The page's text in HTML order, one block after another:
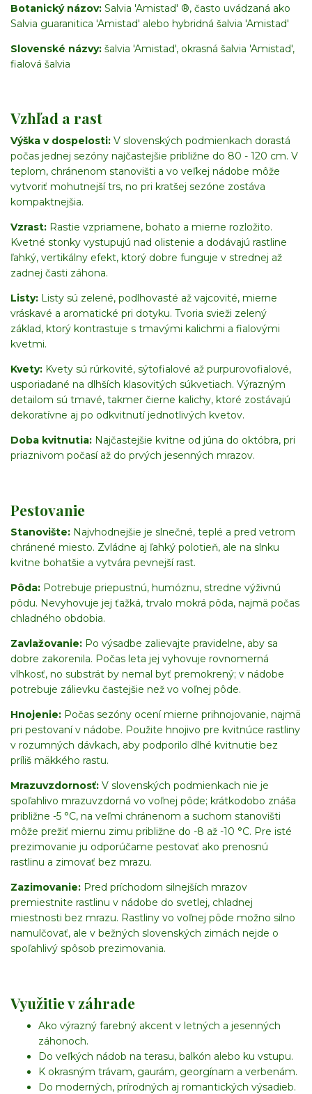
Botanický názov: Salvia 'Amistad' ®, často uvádzaná ako
Salvia guaranitica 'Amistad' alebo hybridná šalvia 'Amistad'
Slovenské názvy: šalvia 'Amistad', okrasná šalvia 'Amistad',
fialová šalvia
Vzhľad a rast
Výška v dospelosti: V slovenských podmienkach dorastá
počas jednej sezóny najčastejšie približne do 80 - 120 cm. V
teplom, chránenom stanovišti a vo veľkej nádobe môže
vytvoriť mohutnejší trs, no pri kratšej sezóne zostáva
kompaktnejšia.
Vzrast: Rastie vzpriamene, bohato a mierne rozložito.
Kvetné stonky vystupujú nad olistenie a dodávajú rastline
ľahký, vertikálny efekt, ktorý dobre funguje v strednej až
zadnej časti záhona.
Listy: Listy sú zelené, podlhovasté až vajcovité, mierne
vráskavé a aromatické pri dotyku. Tvoria svieži zelený
základ, ktorý kontrastuje s tmavými kalichmi a fialovými
kvetmi.
Kvety: Kvety sú rúrkovité, sýtofialové až purpurovofialové,
usporiadané na dlhších klasovitých súkvetiach. Výrazným
detailom sú tmavé, takmer čierne kalichy, ktoré zostávajú
dekoratívne aj po odkvitnutí jednotlivých kvetov.
Doba kvitnutia: Najčastejšie kvitne od júna do októbra, pri
priaznivom počasí až do prvých jesenných mrazov.
Pestovanie
Stanovište: Najvhodnejšie je slnečné, teplé a pred vetrom
chránené miesto. Zvládne aj ľahký polotieň, ale na slnku
kvitne bohatšie a vytvára pevnejší rast.
Pôda: Potrebuje priepustnú, humóznu, stredne výživnú
pôdu. Nevyhovuje jej ťažká, trvalo mokrá pôda, najmä počas
chladného obdobia.
Zavlažovanie: Po výsadbe zalievajte pravidelne, aby sa
dobre zakorenila. Počas leta jej vyhovuje rovnomerná
vlhkosť, no substrát by nemal byť premokrený; v nádobe
potrebuje zálievku častejšie než vo voľnej pôde.
Hnojenie: Počas sezóny ocení mierne prihnojovanie, najmä
pri pestovaní v nádobe. Použite hnojivo pre kvitnúce rastliny
v rozumných dávkach, aby podporilo dlhé kvitnutie bez
príliš mäkkého rastu.
Mrazuvzdornosť: V slovenských podmienkach nie je
spoľahlivo mrazuvzdorná vo voľnej pôde; krátkodobo znáša
približne -5 °C, na veľmi chránenom a suchom stanovišti
môže prežiť miernu zimu približne do -8 až -10 °C. Pre isté
prezimovanie ju odporúčame pestovať ako prenosnú
rastlinu a zimovať bez mrazu.
Zazimovanie: Pred príchodom silnejších mrazov
premiestnite rastlinu v nádobe do svetlej, chladnej
miestnosti bez mrazu. Rastliny vo voľnej pôde možno silno
namulčovať, ale v bežných slovenských zimách nejde o
spoľahlivý spôsob prezimovania.
Využitie v záhrade
Ako výrazný farebný akcent v letných a jesenných
záhonoch.
Do veľkých nádob na terasu, balkón alebo ku vstupu.
K okrasným trávam, gaurám, georgínam a verbenám.
Do moderných, prírodných aj romantických výsadieb.